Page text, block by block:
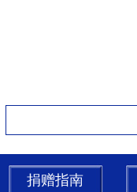
捐赠指南